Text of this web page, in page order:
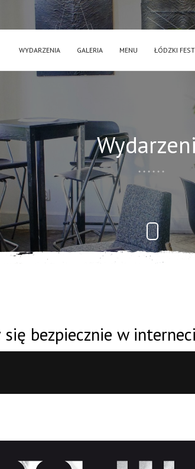
WYDARZENIA GALERIA MENU ŁÓDZKI
się bezpiecznie w